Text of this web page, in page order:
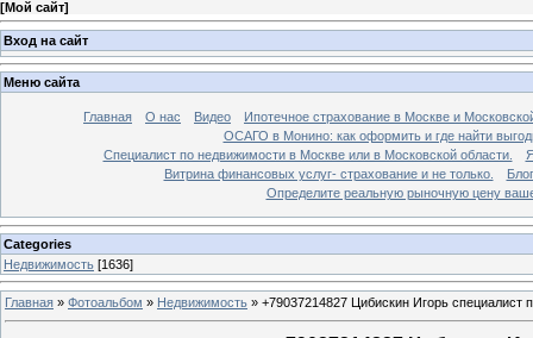
[Мой сайт]
Вход на сайт
Меню сайта
Главная О нас Видео
Ипотечное страхование в Москве и
ОСАГО в Монино: как оформить и где найти
Специалист по недвижимости в Москве или в Московской области.
Витрина финансовых услуг- страхование и не только.
Блог
Определите реальную рыночную цену
Categories
Недвижимость [1636]
Главная » Фотоальбом » Недвижимость » +79037214827 Цибискин Игорь специалист